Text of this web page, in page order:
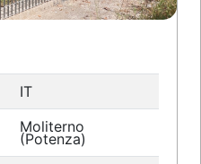
IT
Moliterno
(Potenza)